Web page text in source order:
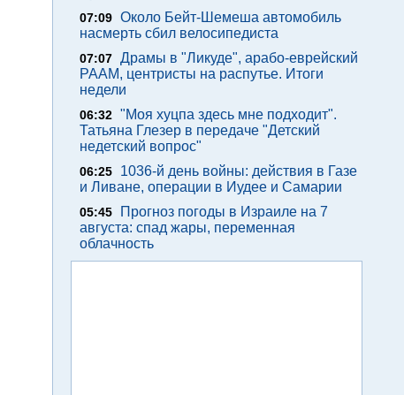
07:09 Около Бейт-Шемеша автомобиль
насмерть сбил велосипедиста
07:07 Драмы в "Ликуде", арабо-еврейский
РААМ, центристы на распутье. Итоги
недели
06:32 "Моя хуцпа здесь мне подходит".
Татьяна Глезер в передаче "Детский
недетский вопрос"
06:25
1036-й день войны: действия в Газе
и Ливане, операции в Иудее и Самарии
05:45
Прогноз погоды в Израиле на 7
августа: спад жары, переменная
облачность